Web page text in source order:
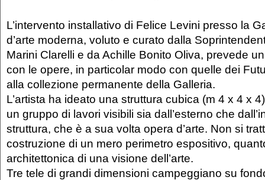
L’intervento installativo di Felice Levini presso la
d’arte moderna, voluto e curato dalla
Marini Clarelli e da Achille Bonito Oliva, prevede
con le opere, in particolar modo con quelle dei
alla collezione permanente della Galleria.
L’artista ha ideato una struttura cubica (m 4 x 4 x
un gruppo di lavori visibili sia dall’esterno che
struttura, che è a sua volta opera d’arte. Non si
costruzione di un mero perimetro espositivo,
architettonica di una visione dell’arte.
Tre tele di grandi dimensioni campeggiano su